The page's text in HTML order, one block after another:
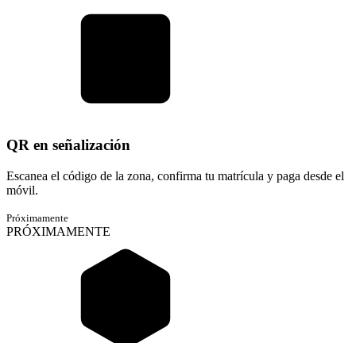
QR en señalización
Escanea el código de la zona, confirma tu matrícula y paga desde el
móvil.
Próximamente
PRÓXIMAMENTE